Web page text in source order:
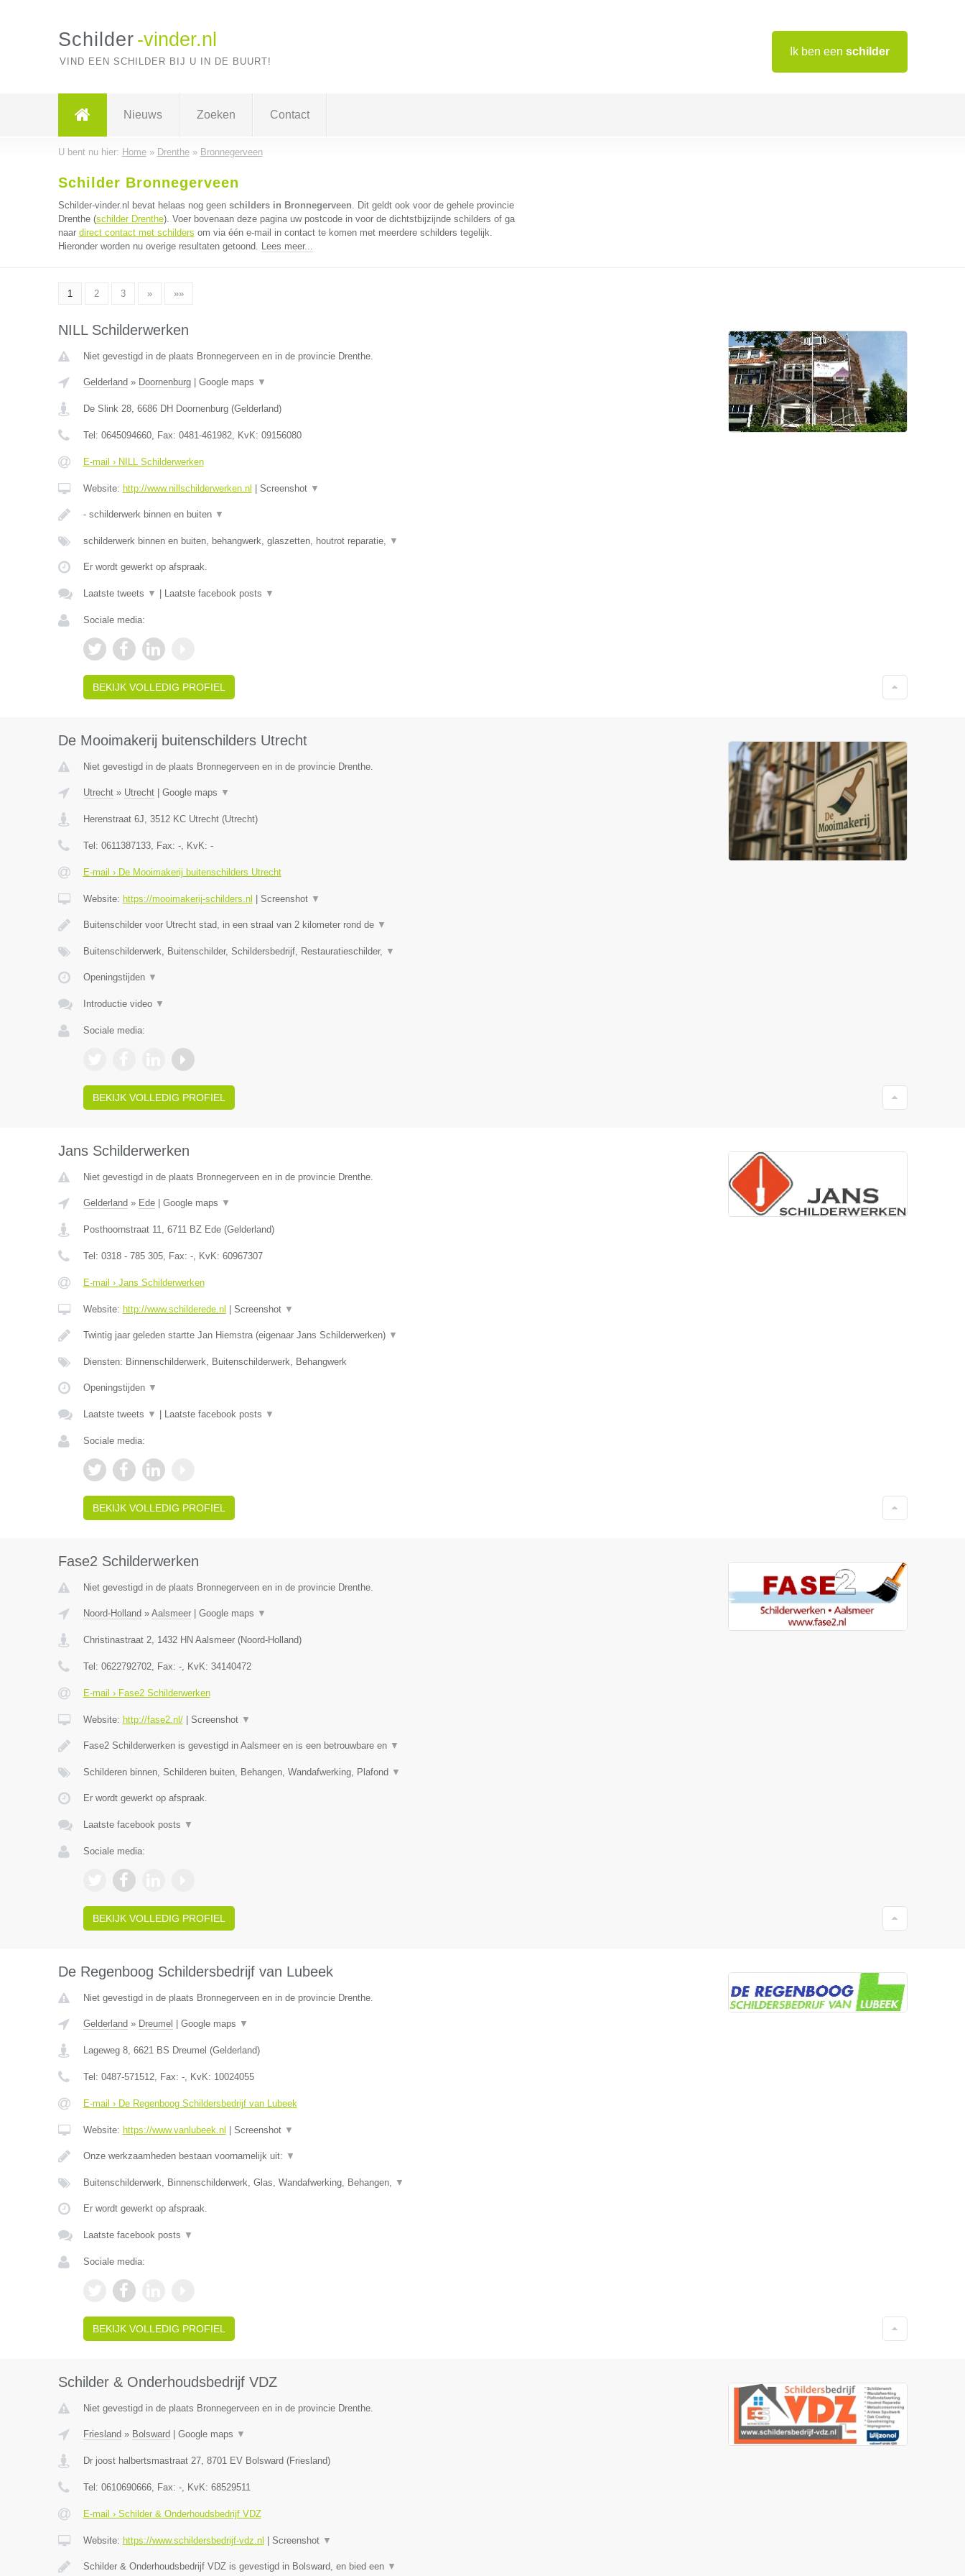
Ik ben een schilder
Schilder -vinder.nl
VIND EEN SCHILDER BIJ U IN DE BUURT!
Nieuws Zoeken Contact
U bent nu hier: Home» Drenthe» Bronnegerveen
Schilder Bronnegerveen
Schilder-vinder.nl bevat helaas nog geen schilders in Bronnegerveen. Dit geldt ook voor de gehele provincie
Drenthe (schilder Drenthe). Voer bovenaan deze pagina uw postcode in voor de dichtstbijzijnde schilders of ga
naar direct contact met schilders om via één e-mail in contact te komen met meerdere schilders tegelijk.
Hieronder worden nu overige resultaten getoond. Lees meer...
1 2 3 » »»
NILL Schilderwerken
Niet gevestigd in de plaats Bronnegerveen en in de provincie Drenthe.
Gelderland » Doornenburg| Google maps ▼
De Slink 28, 6686 DH Doornenburg(Gelderland)
Tel: 0645094660, Fax: 0481-461982, KvK: 09156080
E-mail › NILL Schilderwerken
Website: http://www.nillschilderwerken.nl Screenshot ▼
- schilderwerk binnen en buiten ▼
schilderwerk binnen en buiten, behangwerk, glaszetten, houtrot reparatie, ▼
Er wordt gewerkt op afspraak.
Laatste tweets ▼ Laatste facebook posts ▼
Sociale media:
BEKIJK VOLLEDIG PROFIEL
De Mooimakerij buitenschilders Utrecht
Niet gevestigd in de plaats Bronnegerveen en in de provincie Drenthe.
Utrecht» Utrecht| Google maps ▼
Herenstraat 6J, 3512 KC Utrecht(Utrecht)
Tel: 0611387133, Fax: -, KvK: -
E-mail › De Mooimakerij buitenschilders Utrecht
Website: https://mooimakerij-schilders.nl Screenshot ▼
Buitenschilder voor Utrecht stad, in een straal van 2 kilometer rond de ▼
Buitenschilderwerk, Buitenschilder, Schildersbedrijf, Restauratieschilder, ▼
Openingstijden ▼
Introductie video ▼
Sociale media:
BEKIJK VOLLEDIG PROFIEL
Jans Schilderwerken
Niet gevestigd in de plaats Bronnegerveen en in de provincie Drenthe.
Gelderland » Ede| Google maps ▼
Posthoornstraat 11, 6711 BZ Ede(Gelderland)
Tel: 0318 - 785 305, Fax: -, KvK: 60967307
E-mail › Jans Schilderwerken
Website: http://www.schilderede.nl Screenshot ▼
Twintig jaar geleden startte Jan Hiemstra (eigenaar Jans Schilderwerken) ▼
Diensten: Binnenschilderwerk, Buitenschilderwerk, Behangwerk
Openingstijden ▼
Laatste tweets ▼ Laatste facebook posts ▼
Sociale media:
BEKIJK VOLLEDIG PROFIEL
Fase2 Schilderwerken
Niet gevestigd in de plaats Bronnegerveen en in de provincie Drenthe.
Noord-Holland » Aalsmeer| Google maps ▼
Christinastraat 2, 1432 HN Aalsmeer(Noord-Holland)
Tel: 0622792702, Fax: -, KvK: 34140472
E-mail › Fase2 Schilderwerken
Website: http://fase2.nl/| Screenshot ▼
Fase2 Schilderwerken is gevestigd in Aalsmeer en is een betrouwbare en ▼
Schilderen binnen, Schilderen buiten, Behangen, Wandafwerking, Plafond ▼
Er wordt gewerkt op afspraak.
Laatste facebook posts ▼
Sociale media:
BEKIJK VOLLEDIG PROFIEL
De Regenboog Schildersbedrijf van Lubeek
Niet gevestigd in de plaats Bronnegerveen en in de provincie Drenthe.
Gelderland » Dreumel Google maps ▼
Lageweg 8, 6621 BS Dreumel (Gelderland)
Tel: 0487-571512, Fax: -, KvK: 10024055
E-mail › De Regenboog Schildersbedrijf van Lubeek
Website: https://www.vanlubeek.nl Screenshot ▼
Onze werkzaamheden bestaan voornamelijk uit: ▼
Buitenschilderwerk, Binnenschilderwerk, Glas, Wandafwerking, Behangen, ▼
Er wordt gewerkt op afspraak.
Laatste facebook posts ▼
Sociale media:
BEKIJK VOLLEDIG PROFIEL
Schilder & Onderhoudsbedrijf VDZ
Niet gevestigd in de plaats Bronnegerveen en in de provincie Drenthe.
Friesland » Bolsward Google maps ▼
Dr joost halbertsmastraat 27, 8701 EV Bolsward (Friesland)
Tel: 0610690666, Fax: -, KvK: 68529511
E-mail › Schilder & Onderhoudsbedrijf VDZ
Website: https://www.schildersbedrijf-vdz.nl Screenshot ▼
Schilder & Onderhoudsbedrijf VDZ is gevestigd in Bolsward, en bied een ▼